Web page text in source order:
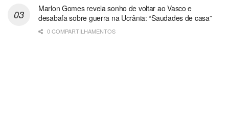
Marlon Gomes revela sonho de voltar ao Vasco e
desabafa sobre guerra na Ucrânia: “Saudades de casa”
0 COMPARTILHAMENTOS